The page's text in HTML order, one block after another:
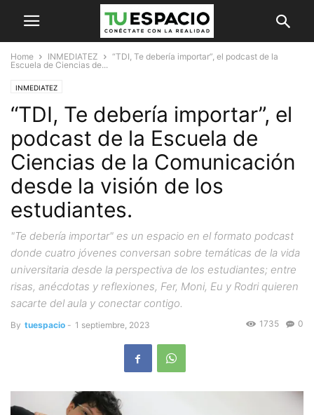
Home INMEDIATEZ
“TDI, Te debería importar”, el podcast de la
Escuela de Ciencias de...
INMEDIATEZ
“TDI, Te debería importar”, el
podcast de la Escuela de
Ciencias de la Comunicación
desde la visión de los
estudiantes.
"Te debería importar" es un espacio en el formato podcast
donde cuatro jóvenes conversan sobre temáticas de la vida
universitaria desde la perspectiva de los estudiantes; entre
risas, anécdotas y reflexiones, Fer, Moni, Eu y Rodri quieren
sacarte del aula y conectar contigo.
By tuespacio - 1 septiembre, 2023 0
1735